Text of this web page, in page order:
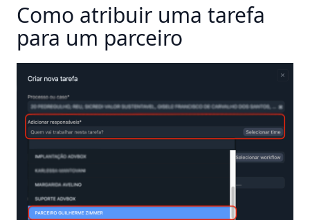
Como atribuir uma tarefa
para um parceiro